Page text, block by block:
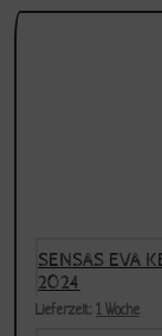
SENSAS EVA
2024
Lieferzeit: 1 Woche